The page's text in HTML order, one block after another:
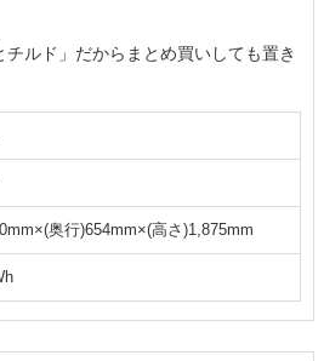
ルド」だからまとめ買いしても置き
奥行)654mm×(高さ)1,875mm